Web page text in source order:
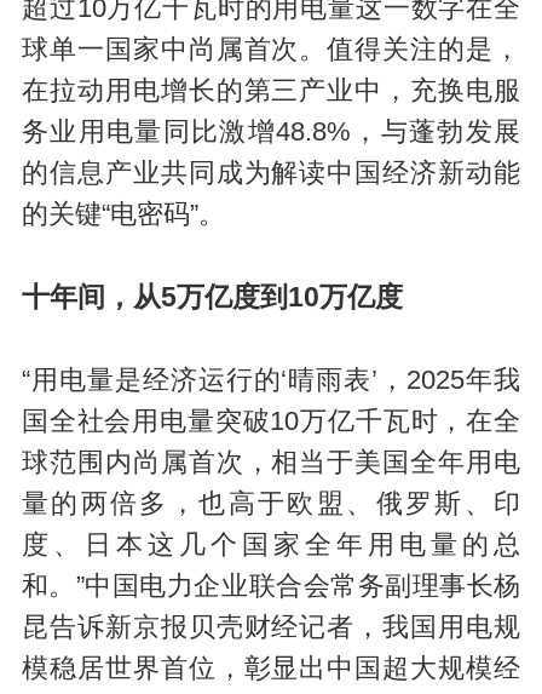
超过10万亿千瓦时的用电量这一数字在全
球单一国家中尚属首次。值得关注的是，
在拉动用电增长的第三产业中，充换电服
务业用电量同比激增48.8%，与蓬勃发展
的信息产业共同成为解读中国经济新动能
的关键“电密码”。
十年间，从5万亿度到10万亿度
“用电量是经济运行的‘晴雨表’，2025年我
国全社会用电量突破10万亿千瓦时，在全
球范围内尚属首次，相当于美国全年用电
量的两倍多，也高于欧盟、俄罗斯、印
度、日本这几个国家全年用电量的总
和。”中国电力企业联合会常务副理事长杨
昆告诉新京报贝壳财经记者，我国用电规
模稳居世界首位，彰显出中国超大规模经